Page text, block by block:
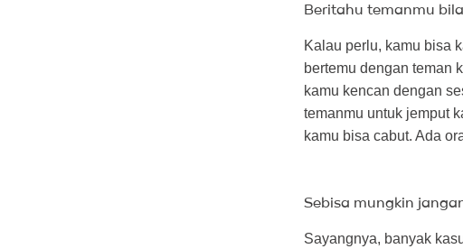
Beritahu temanmu
Kalau perlu, kamu bisa
bertemu dengan teman
kamu kencan dengan
temanmu untuk jemput
kamu bisa cabut. Ada
Sebisa mungkin
Sayangnya, banyak